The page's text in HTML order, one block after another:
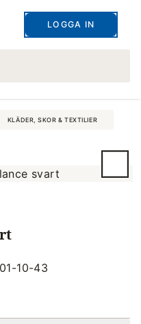
LOGGA IN
KLÄDER, SKOR & TEXTILIER
10-43